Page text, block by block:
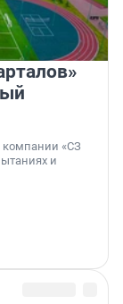
компании «СЗ
и